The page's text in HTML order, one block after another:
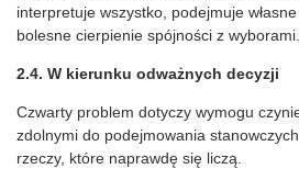
interpretuje wszystko, podejmuje
bolesne cierpienie spójności z wyborami.
2.4. W kierunku odważnych decyzji
Czwarty problem dotyczy wymogu
zdolnymi do podejmowania
rzeczy, które naprawdę się liczą.